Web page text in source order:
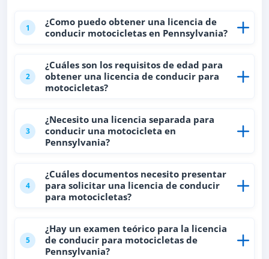
1
¿Como puedo obtener una licencia de
conducir motocicletas en Pennsylvania?
2
¿Cuáles son los requisitos de edad para
obtener una licencia de conducir para
motocicletas?
3
¿Necesito una licencia separada para
conducir una motocicleta en
Pennsylvania?
4
¿Cuáles documentos necesito presentar
para solicitar una licencia de conducir
para motocicletas?
5
¿Hay un examen teórico para la licencia
de conducir para motocicletas de
Pennsylvania?